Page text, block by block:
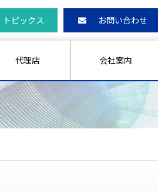
トピックス お問い合わせ
代理店 会社案内